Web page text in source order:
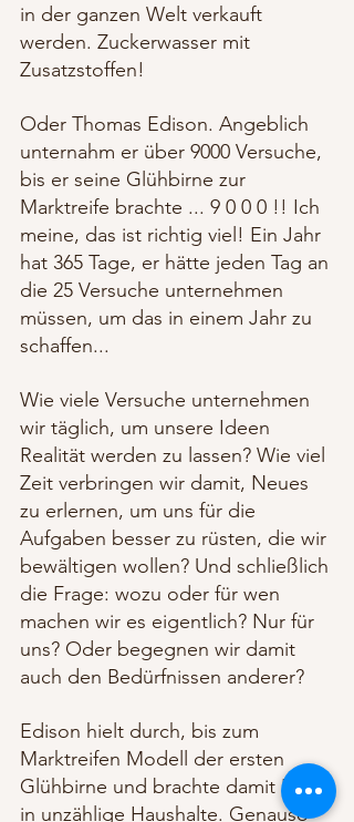
in der ganzen Welt verkauft
werden. Zuckerwasser mit
Zusatzstoffen!
Oder Thomas Edison. Angeblich
unternahm er über 9000 Versuche,
bis er seine Glühbirne zur
Marktreife brachte ... 9 0 0 0 !! Ich
meine, das ist richtig viel! Ein Jahr
hat 365 Tage, er hätte jeden Tag an
die 25 Versuche unternehmen
müssen, um das in einem Jahr zu
schaffen...
Wie viele Versuche unternehmen
wir täglich, um unsere Ideen
Realität werden zu lassen? Wie viel
Zeit verbringen wir damit, Neues
zu erlernen, um uns für die
Aufgaben besser zu rüsten, die wir
bewältigen wollen? Und schließlich
die Frage: wozu oder für wen
machen wir es eigentlich? Nur für
uns? Oder begegnen wir damit
auch den Bedürfnissen anderer?
Edison hielt durch, bis zum
Marktreifen Modell der ersten
Glühbirne und brachte damit Licht
in unzählige Haushalte. Genauso